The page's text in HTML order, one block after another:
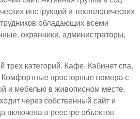
инструкций и технологических
обладающих всеми
охранники, администраторы,
трех категорий. Кафе. Кабинет спа.
Комфортные просторные номера с
и мебелью в живописном месте.
через собственный сайт и
включена в реестре объектов